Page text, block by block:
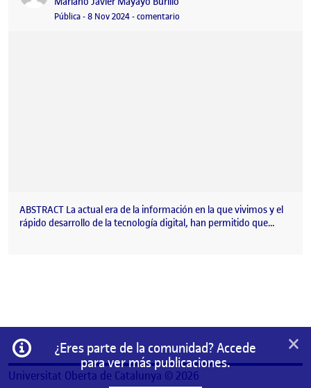
Visibilidad:
Pública-Fecha de publicación
8 Nov 20245 febrero, 2025 8:26 pm
-comentario
ABSTRACT La actual era de la información en la que vivimos y el
rápido desarrollo de la tecnología digital, han permitido que…
Información
¿Eres parte de la comunidad? Accede
para ver más publicaciones.
×
Universitat Oberta de Catalunya © 2026